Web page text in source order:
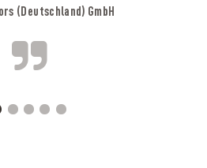
(Deutschland) GmbH
A